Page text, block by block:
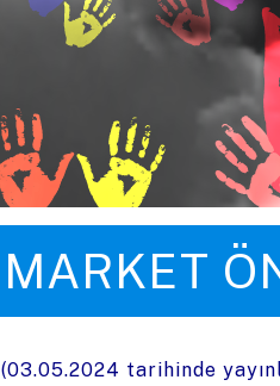
MARKET
(03.05.2024 tarihinde